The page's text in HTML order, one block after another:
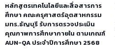
หลักสูตรเทคโนโลยีและสื่อสารการ
ศึกษา คณะครุศาสตร์อุตสาหกรรม
มทร.ธัญบุรี รับการตรวจประเมิน
คุณภาพการศึกษาภายใน ตามเกณฑ์
AUN-QA ประจำปีการศึกษา 2568